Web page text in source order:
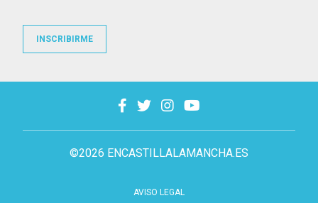
©2026 ENCASTILLALAMANCHA.ES
AVISO LEGAL
INSCRIBIRME